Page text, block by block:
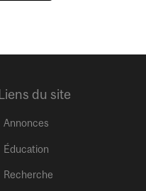
Liens du site
Annonces
Éducation
Recherche